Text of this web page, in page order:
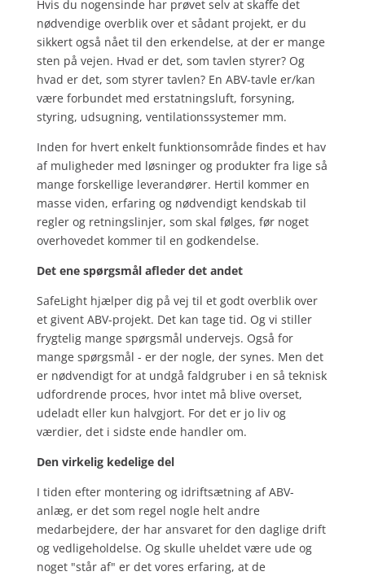
Hvis du nogensinde har prøvet selv at skaffe det
nødvendige overblik over et sådant projekt, er du
sikkert også nået til den erkendelse, at der er mange
sten på vejen. Hvad er det, som tavlen styrer? Og
hvad er det, som styrer tavlen? En ABV-tavle er/kan
være forbundet med erstatningsluft, forsyning,
styring, udsugning, ventilationssystemer mm.
Inden for hvert enkelt funktionsområde findes et hav
af muligheder med løsninger og produkter fra lige så
mange forskellige leverandører. Hertil kommer en
masse viden, erfaring og nødvendigt kendskab til
regler og retningslinjer, som skal følges, før noget
overhovedet kommer til en godkendelse.
Det ene spørgsmål afleder det andet
SafeLight hjælper dig på vej til et godt overblik over
et givent ABV-projekt. Det kan tage tid. Og vi stiller
frygtelig mange spørgsmål undervejs. Også for
mange spørgsmål - er der nogle, der synes. Men det
er nødvendigt for at undgå faldgruber i en så teknisk
udfordrende proces, hvor intet må blive overset,
udeladt eller kun halvgjort. For det er jo liv og
værdier, det i sidste ende handler om.
Den virkelig kedelige del
I tiden efter montering og idriftsætning af ABV-
anlæg, er det som regel nogle helt andre
medarbejdere, der har ansvaret for den daglige drift
og vedligeholdelse. Og skulle uheldet være ude og
noget "står af" er det vores erfaring, at de